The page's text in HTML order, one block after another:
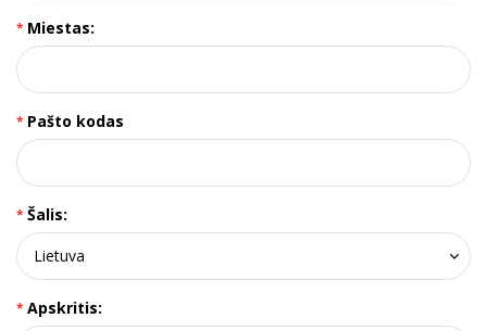
Miestas:
Pašto kodas
Šalis:
Apskritis: